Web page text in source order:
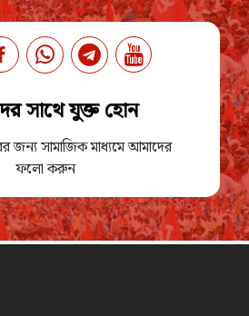
সাথে যুক্ত হোন
জন্য সামাজিক মাধ্যমে আমাদের
ফলো করুন